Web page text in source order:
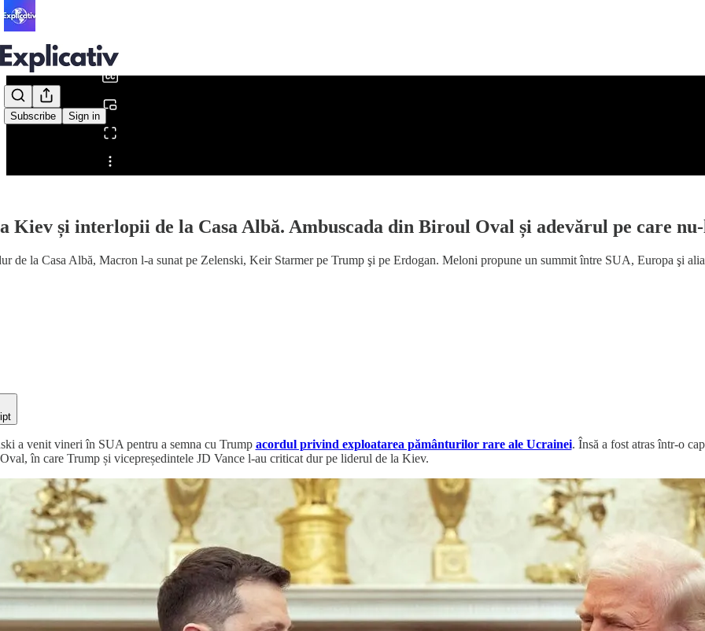
Subscribe Sign in
Share from 0:00
Kiev și interlopii de la Casa Albă. Ambuscada din Biroul Oval și adevărul pe care
de la Casa Albă, Macron l-a sunat pe Zelenski, Keir Starmer pe Trump şi pe Erdogan. Meloni propune un summit între SUA, Europa şi
a venit vineri în SUA pentru a semna cu Trump acordul privind exploatarea pământurilor rare ale Ucrainei. Însă a fost atras într-o
în care Trump și vicepreședintele JD Vance l-au criticat dur pe liderul de la Kiev.